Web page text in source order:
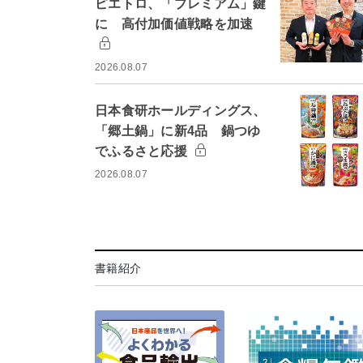
ピエトロ、「プレミアム」鍵
に 高付加価値戦略を加速
2026.08.07
日本食研ホールディングス、
「郷土鍋」に新4品 鍋つゆ
でふるさと応援
2026.08.07
書籍紹介